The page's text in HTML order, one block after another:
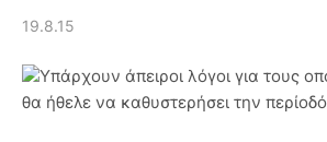
19.8.15
Υπάρχουν άπειροι λόγοι για τους
θα ήθελε να καθυστερήσει την